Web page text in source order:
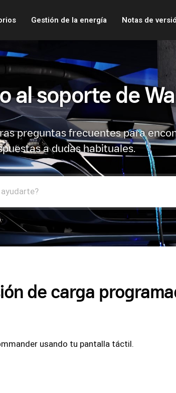
Gestión de la energía Notas de
al soporte de
preguntas frecuentes para
a dudas habituales.
de carga
usando tu pantalla táctil.